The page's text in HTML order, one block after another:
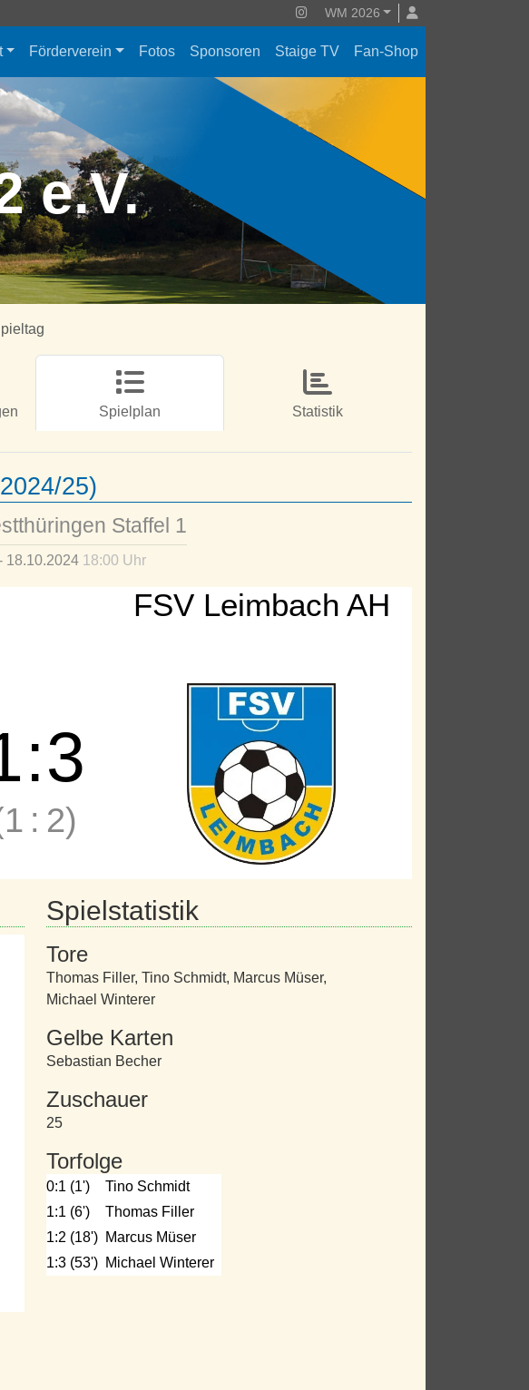
WM 2026
Förderverein Fotos Sponsoren Staige TV Fan-Shop
e.V.
Spielplan Statistik
25)
Staffel 1
18.10.2024 18:00 Uhr
FSV Leimbach AH
:3
: 2)
Spielstatistik
Tore
Thomas Filler, Tino Schmidt, Marcus Müser,
Michael Winterer
Gelbe Karten
Sebastian Becher
Zuschauer
25
Torfolge
0:1 (1')
Tino Schmidt
1:1 (6')
Thomas Filler
1:2 (18') Marcus Müser
1:3 (53') Michael Winterer